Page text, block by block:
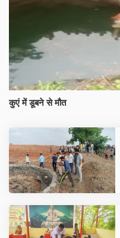
कुएं में डूबने से मौत